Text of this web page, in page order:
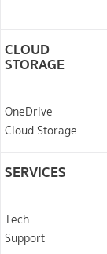
CLOUD
STORAGE
OneDrive
Cloud Storage
SERVICES
Tech
Support